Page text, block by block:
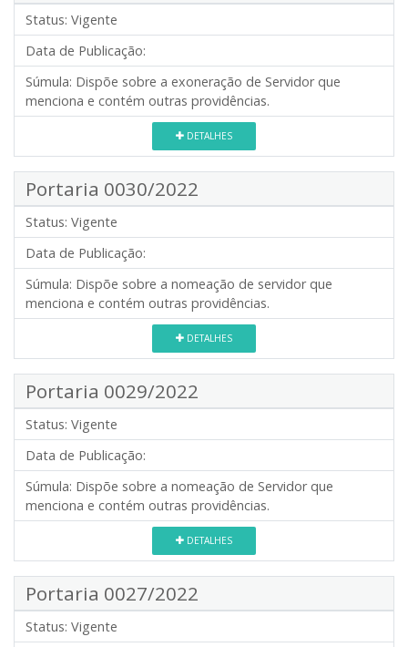
Status: Vigente
Data de Publicação:
Súmula: Dispõe sobre a exoneração de Servidor que
menciona e contém outras providências.
DETALHES
Portaria 0030/2022
Status: Vigente
Data de Publicação:
Súmula: Dispõe sobre a nomeação de servidor que
menciona e contém outras providências.
DETALHES
Portaria 0029/2022
Status: Vigente
Data de Publicação:
Súmula: Dispõe sobre a nomeação de Servidor que
menciona e contém outras providências.
DETALHES
Portaria 0027/2022
Status: Vigente